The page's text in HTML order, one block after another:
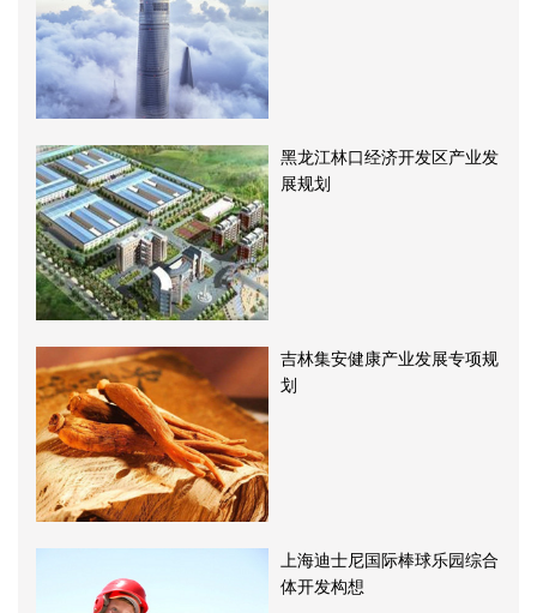
黑龙江林口经济开发区产业发
展规划
吉林集安健康产业发展专项规
划
上海迪士尼国际棒球乐园综合
体开发构想